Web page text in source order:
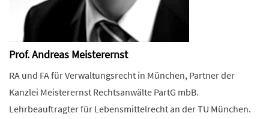
Prof. Andreas Meisterernst
RA und FA für Verwaltungsrecht in München, Partner der
Kanzlei Meisterernst Rechtsanwälte PartG mbB.
Lehrbeauftragter für Lebensmittelrecht an der TU München.